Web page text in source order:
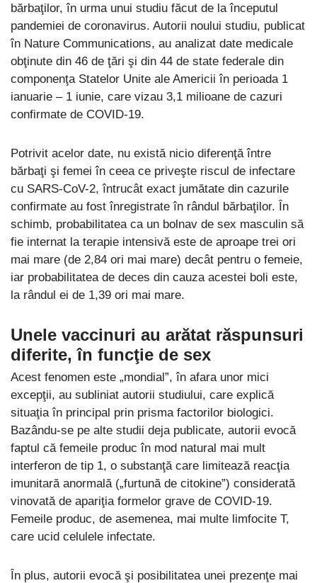
bărbaţilor, în urma unui studiu făcut de la începutul
pandemiei de coronavirus. Autorii noului studiu, publicat
în Nature Communications, au analizat date medicale
obţinute din 46 de ţări şi din 44 de state federale din
componenţa Statelor Unite ale Americii în perioada 1
ianuarie – 1 iunie, care vizau 3,1 milioane de cazuri
confirmate de COVID-19.
Potrivit acelor date, nu există nicio diferenţă între
bărbaţi şi femei în ceea ce priveşte riscul de infectare
cu SARS-CoV-2, întrucât exact jumătate din cazurile
confirmate au fost înregistrate în rândul bărbaţilor. În
schimb, probabilitatea ca un bolnav de sex masculin să
fie internat la terapie intensivă este de aproape trei ori
mai mare (de 2,84 ori mai mare) decât pentru o femeie,
iar probabilitatea de deces din cauza acestei boli este,
la rândul ei de 1,39 ori mai mare.
Unele vaccinuri au arătat răspunsuri
diferite, în funcţie de sex
Acest fenomen este „mondial”, în afara unor mici
excepţii, au subliniat autorii studiului, care explică
situaţia în principal prin prisma factorilor biologici.
Bazându-se pe alte studii deja publicate, autorii evocă
faptul că femeile produc în mod natural mai mult
interferon de tip 1, o substanţă care limitează reacţia
imunitară anormală („furtună de citokine”) considerată
vinovată de apariţia formelor grave de COVID-19.
Femeile produc, de asemenea, mai multe limfocite T,
care ucid celulele infectate.
În plus, autorii evocă şi posibilitatea unei prezenţe mai